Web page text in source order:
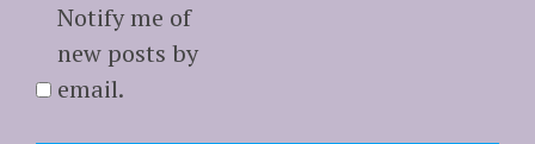
Notify me of
new posts by
email.